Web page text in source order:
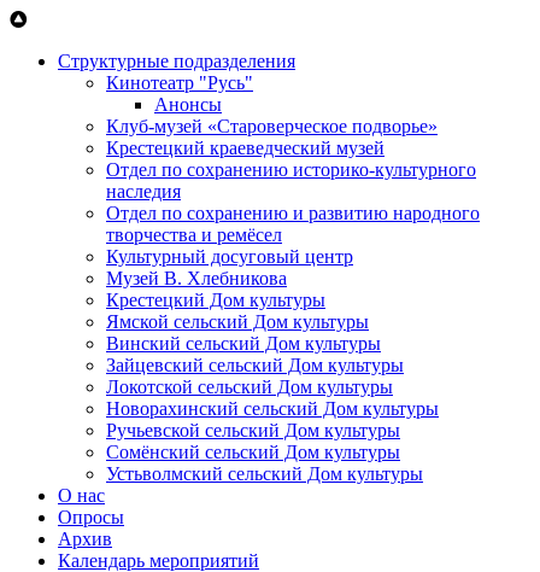
Перейти к основному содержанию
Структурные подразделения
Кинотеатр "Русь"
Анонсы
Клуб-музей «Староверческое подворье»
Крестецкий краеведческий музей
Отдел по сохранению историко-культурного
наследия
Отдел по сохранению и развитию народного
творчества и ремёсел
Культурный досуговый центр
Музей В. Хлебникова
Крестецкий Дом культуры
Ямской сельский Дом культуры
Винский сельский Дом культуры
Зайцевский сельский Дом культуры
Локотской сельский Дом культуры
Новорахинский сельский Дом культуры
Ручьевской сельский Дом культуры
Сомёнский сельский Дом культуры
Устьволмский сельский Дом культуры
О нас
Опросы
Архив
Календарь мероприятий